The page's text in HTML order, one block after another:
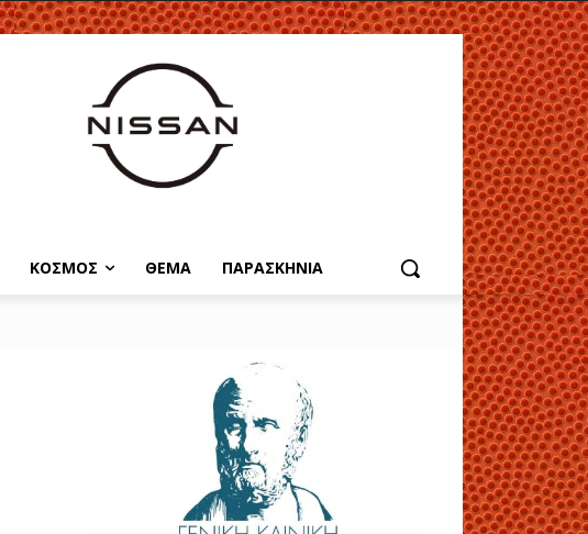
ΚΟΣΜΟΣ ΘΕΜΑ ΠΑΡΑΣΚΗΝΙΑ